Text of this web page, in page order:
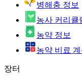
병해충 정보
농사 커리큘
농약 정보
농약 비료 계
장터